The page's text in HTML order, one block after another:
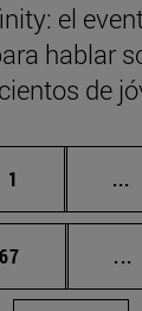
el
hablar
de
Página
1 ...
Página
67 ...